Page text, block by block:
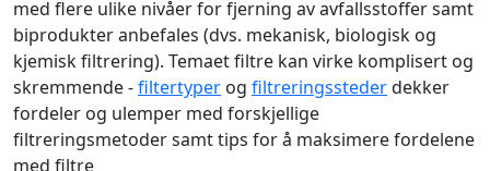
med flere ulike nivåer for fjerning av avfallsstoffer samt
biprodukter anbefales (dvs. mekanisk, biologisk og
kjemisk filtrering). Temaet filtre kan virke komplisert og
skremmende -filtertyper og filtreringsstederdekker
fordeler og ulemper med forskjellige
filtreringsmetoder samt tips for å maksimere fordelene
med filtre